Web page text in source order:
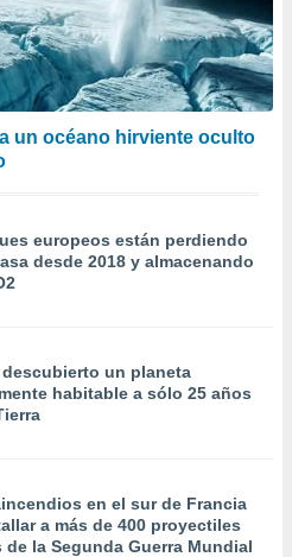
un océano hirviente oculto
europeos están perdiendo
desde 2018 y almacenando
un planeta
habitable a sólo 25 años
en el sur de Francia
a más de 400 proyectiles
la Segunda Guerra Mundial